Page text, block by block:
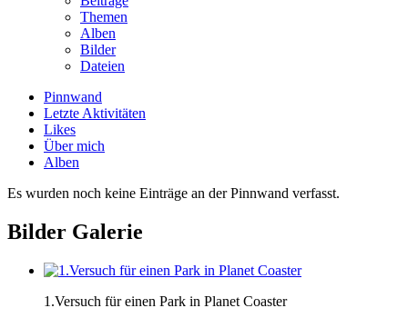
Themen
Alben
Bilder
Dateien
Pinnwand
Letzte Aktivitäten
Likes
Über mich
Alben
Es wurden noch keine Einträge an der Pinnwand verfasst.
Bilder Galerie
1.Versuch für einen Park in Planet Coaster